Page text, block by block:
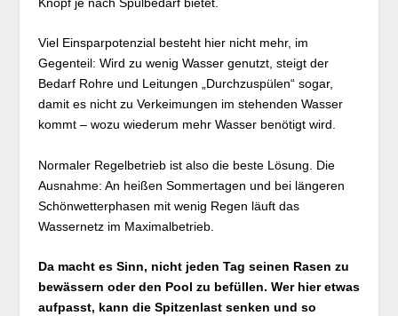
Viel Einsparpotenzial besteht hier nicht mehr, im
Gegenteil: Wird zu wenig Wasser genutzt, steigt der
Bedarf Rohre und Leitungen „Durchzuspülen“ sogar,
damit es nicht zu Verkeimungen im stehenden Wasser
kommt – wozu wiederum mehr Wasser benötigt wird.
Normaler Regelbetrieb ist also die beste Lösung. Die
Ausnahme: An heißen Sommertagen und bei längeren
Schönwetterphasen mit wenig Regen läuft das
Wassernetz im Maximalbetrieb.
Da macht es Sinn, nicht jeden Tag seinen Rasen zu
bewässern oder den Pool zu befüllen. Wer hier etwas
aufpasst, kann die Spitzenlast senken und so